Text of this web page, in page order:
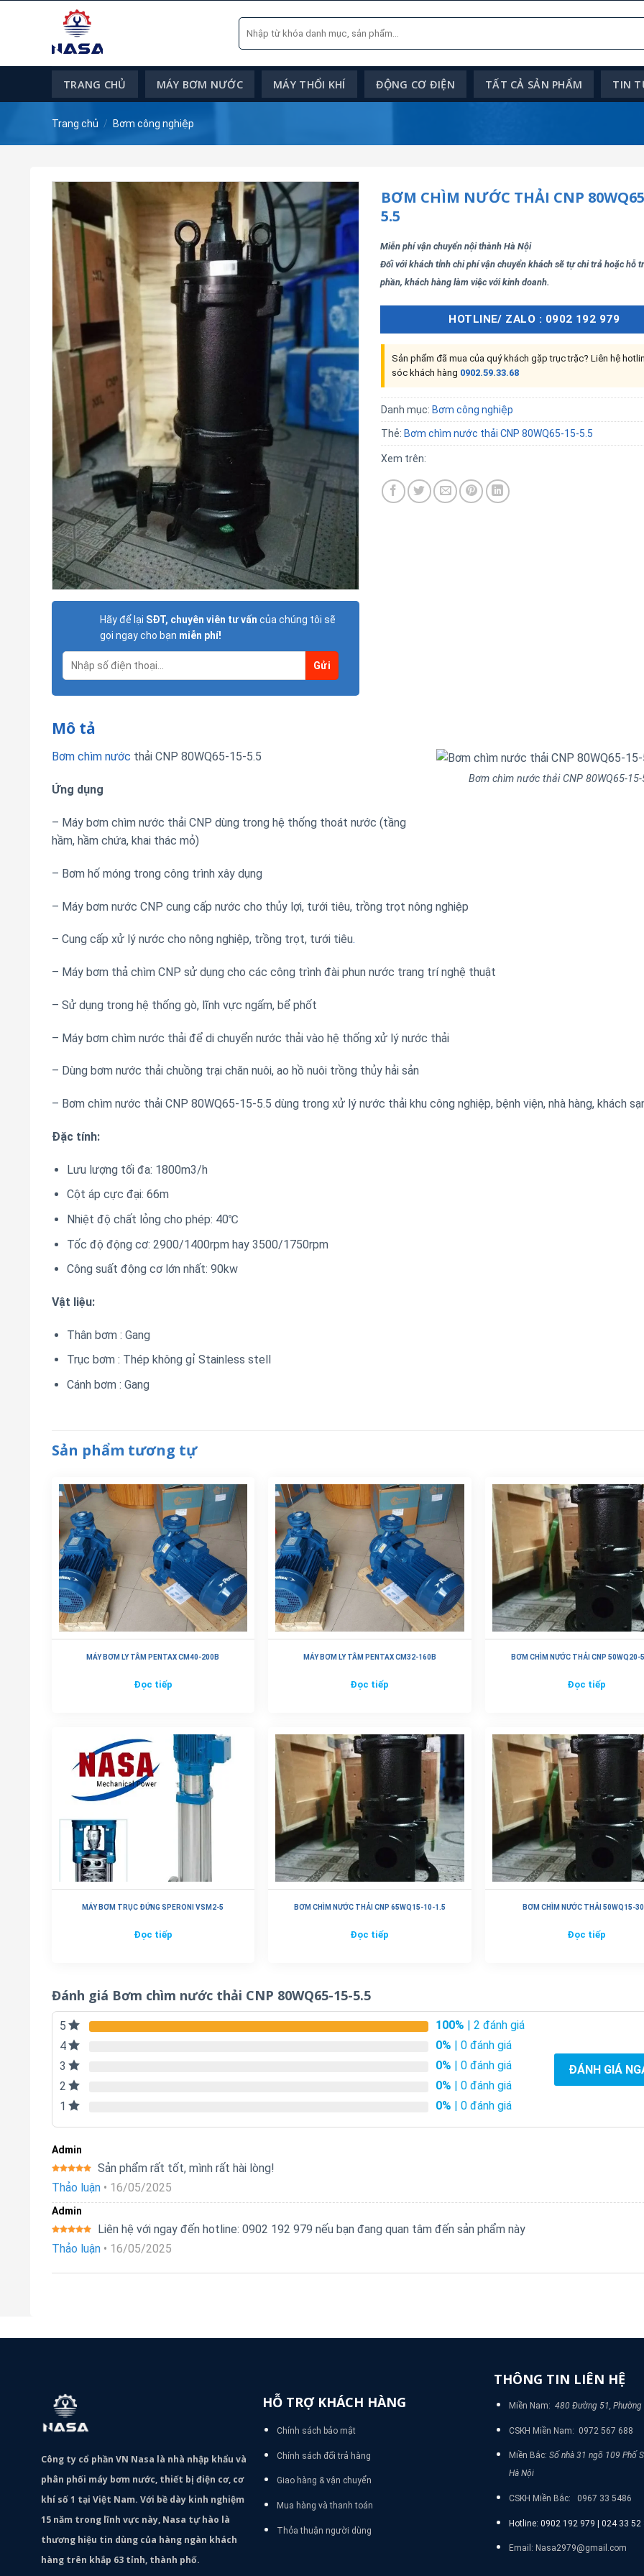
Tìm
kiếm:
TRANG CHỦ MÁY BƠM NƯỚC MÁY THỔI KHÍ ĐỘNG CƠ ĐIỆN TẤT CẢ SẢN PHẨM TIN
Trang chủ / Bơm công nghiệp
Hãy để lại SĐT, chuyên viên tư vấn của chúng tôi sẽ
gọi ngay cho bạn miễn phí!
BƠM CHÌM NƯỚC THẢI CNP
5.5
Miễn phí vận chuyển nội thành Hà Nội
Đối với khách tỉnh chi phí vận chuyển khách sẽ tự chi trả hoặc hỗ
phần, khách hàng làm việc với kinh doanh.
HOTLINE/ ZALO : 0902 192 979
Sản phẩm đã mua của quý khách gặp trục trặc? Liên hệ
sóc khách hàng 0902.59.33.68
Danh mục: Bơm công nghiệp
Thẻ: Bơm chìm nước thải CNP 80WQ65-15-5.5
Xem trên:
Mô tả
Bơm chìm nước thải CNP 80WQ65-15-
Bơm chìm nước thải CNP 80WQ65-15-5.5
Ứng dụng
– Máy bơm chìm nước thải CNP dùng trong hệ thống thoát nước (tầng
hầm, hầm chứa, khai thác mỏ)
– Bơm hố móng trong công trình xây dụng
– Máy bơm nước CNP cung cấp nước cho thủy lợi, tưới tiêu, trồng trọt nông nghiệp
– Cung cấp xử lý nước cho nông nghiệp, trồng trọt, tưới tiêu.
– Máy bơm thả chìm CNP sử dụng cho các công trình đài phun nước trang trí nghệ thuật
– Sử dụng trong hệ thống gò, lĩnh vực ngấm, bể phốt
– Máy bơm chìm nước thải để di chuyển nước thải vào hệ thống xử lý nước thải
– Dùng bơm nước thải chuồng trại chăn nuôi, ao hồ nuôi trồng thủy hải sản
– Bơm chìm nước thải CNP 80WQ65-15-5.5 dùng trong xử lý nước thải khu công nghiệp, bệnh viện, nhà hàng, khách
Đặc tính:
Lưu lượng tối đa: 1800m3/h
Cột áp cực đại: 66m
Nhiệt độ chất lỏng cho phép: 40℃
Tốc độ động cơ: 2900/1400rpm hay 3500/1750rpm
Công suất động cơ lớn nhất: 90kw
Vật liệu:
Thân bơm : Gang
Trục bơm : Thép không gỉ Stainless stell
Cánh bơm : Gang
Sản phẩm tương tự
MÁY BƠM LY TÂM PENTAX CM40-200B
Đọc tiếp
MÁY BƠM LY TÂM PENTAX CM32-160B
Đọc tiếp
BƠM CHÌM NƯỚC THẢI CNP 50WQ20-
Đọc tiếp
MÁY BƠM TRỤC ĐỨNG SPERONI VSM2-5
Đọc tiếp
BƠM CHÌM NƯỚC THẢI CNP 65WQ15-10-1.5
Đọc tiếp
BƠM CHÌM NƯỚC THẢI 50WQ15-
Đọc tiếp
Đánh giá Bơm chìm nước thải CNP 80WQ65-15-5.5
5 100% | 2 đánh giá
4
0% | 0 đánh giá
3
0% | 0 đánh giá
2
0% | 0 đánh giá
1
0% | 0 đánh giá
ĐÁNH GIÁ
Admin
Được xếp
hạng5
Sản phẩm rất tốt, mình rất hài lòng!
Thảo luận • 16/05/2025
Admin
Được xếp
hạng5
Liên hệ với ngay đến hotline: 0902 192 979 nếu bạn đang quan tâm đến sản phẩm này
Thảo luận • 16/05/2025
Công ty cổ phần VN Nasa là nhà nhập khẩu và
phân phối máy bơm nước, thiết bị điện cơ, cơ
khí số 1 tại Việt Nam. Với bề dày kinh nghiệm
15 năm trong lĩnh vực này, Nasa tự hào là
thương hiệu tin dùng của hàng ngàn khách
hàng trên khắp 63 tỉnh, thành phố.
HỖ TRỢ KHÁCH HÀNG
Chính sách bảo mật
Chính sách đổi trả hàng
Giao hàng & vận chuyển
Mua hàng và thanh toán
Thỏa thuận người dùng
THÔNG TIN LIÊN HỆ
Miền Nam: 480 Đường 51, Phường
CSKH Miền Nam: 0972 567 688
Miền Bắc: Số nhà 31 ngõ 109 Phố
Hà Nội
CSKH Miền Bắc: 0967 33 5486
Hotline: 0902 192 979 | 024 33
Email: Nasa2979@gmail.com